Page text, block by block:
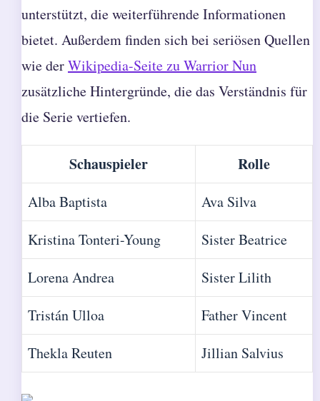
unterstützt, die weiterführende Informationen
bietet. Außerdem finden sich bei seriösen Quellen
wie derWikipedia-Seite zu Warrior Nun
zusätzliche Hintergründe, die das Verständnis für
die Serie vertiefen.
Schauspieler Rolle
Alba Baptista
Ava Silva
Kristina Tonteri-Young
Sister Beatrice
Lorena Andrea
Sister Lilith
Tristán Ulloa
Father Vincent
Thekla Reuten
Jillian Salvius